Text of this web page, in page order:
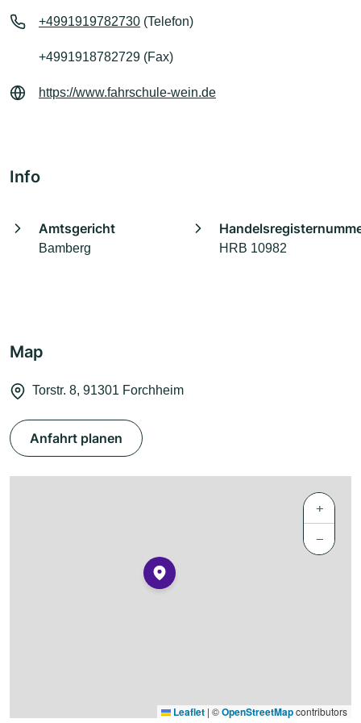
+4991919782730 (Telefon)
+4991918782729 (Fax)
https://www.fahrschule-wein.de
Info
Amtsgericht
Bamberg HRB 10982
Map
Torstr. 8, 91301 Forchheim
Anfahrt planen
+
−
Leaflet | ©OpenStreetMapcontributors